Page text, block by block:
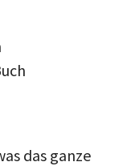
das ganze